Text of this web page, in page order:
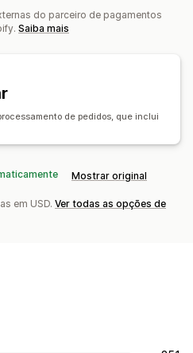
de Natal
Decoração da casa
global Frete múltiplo
do parceiro de pagamentos
Saiba mais
de pedidos, que inclui
Mostrar original
em USD. Ver todas as opções de